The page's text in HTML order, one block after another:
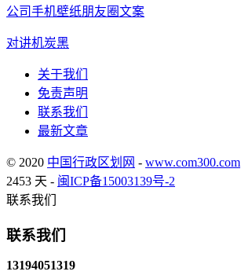
公司手机壁纸朋友圈文案
对讲机炭黑
关于我们
免责声明
联系我们
最新文章
© 2020 中国行政区划网 - www.com300.com
2453 天 - 闽ICP备15003139号-2
联系我们
联系我们
13194051319